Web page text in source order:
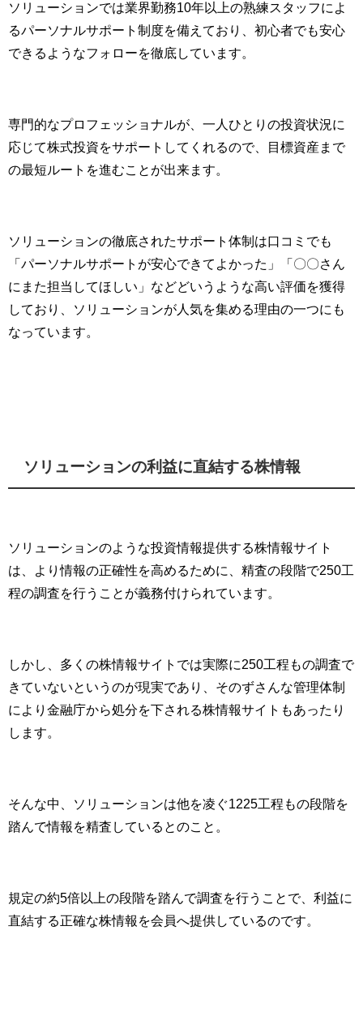
ソリューションでは業界勤務10年以上の熟練スタッフによ
るパーソナルサポート制度を備えており、初心者でも安心
できるようなフォローを徹底しています。
専門的なプロフェッショナルが、一人ひとりの投資状況に
応じて株式投資をサポートしてくれるので、目標資産まで
の最短ルートを進むことが出来ます。
ソリューションの徹底されたサポート体制は口コミでも
「パーソナルサポートが安心できてよかった」「〇〇さん
にまた担当してほしい」などどいうような高い評価を獲得
しており、ソリューションが人気を集める理由の一つにも
なっています。
ソリューションの利益に直結する株情報
ソリューションのような投資情報提供する株情報サイト
は、より情報の正確性を高めるために、精査の段階で250工
程の調査を行うことが義務付けられています。
しかし、多くの株情報サイトでは実際に250工程もの調査で
きていないというのが現実であり、そのずさんな管理体制
により金融庁から処分を下される株情報サイトもあったり
します。
そんな中、ソリューションは他を凌ぐ1225工程もの段階を
踏んで情報を精査しているとのこと。
規定の約5倍以上の段階を踏んで調査を行うことで、利益に
直結する正確な株情報を会員へ提供しているのです。